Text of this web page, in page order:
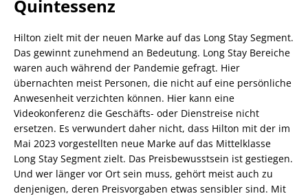
Quintessenz
Hilton zielt mit der neuen Marke auf das Long Stay Segment.
Das gewinnt zunehmend an Bedeutung. Long Stay Bereiche
waren auch während der Pandemie gefragt. Hier
übernachten meist Personen, die nicht auf eine persönliche
Anwesenheit verzichten können. Hier kann eine
Videokonferenz die Geschäfts- oder Dienstreise nicht
ersetzen. Es verwundert daher nicht, dass Hilton mit der im
Mai 2023 vorgestellten neue Marke auf das Mittelklasse
Long Stay Segment zielt. Das Preisbewusstsein ist gestiegen.
Und wer länger vor Ort sein muss, gehört meist auch zu
denjenigen, deren Preisvorgaben etwas sensibler sind. Mit